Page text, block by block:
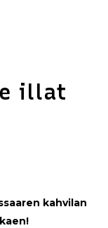
illat
kahvilan